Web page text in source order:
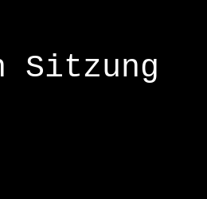
Sitzung